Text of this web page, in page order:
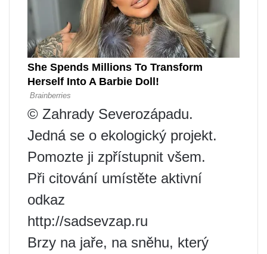
© Zahrady Severozápadu.
Jedná se o ekologický projekt.
Pomozte ji zpřístupnit všem.
Při citování umístěte aktivní
odkaz
http://sadsevzap.ru
Brzy na jaře, na sněhu, který